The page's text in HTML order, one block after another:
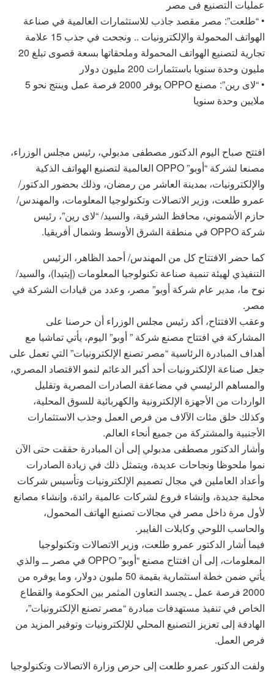
عمليات التصنيع فى مصر
• “طلعت”: مصر مقصد جاذب للاستثمارات العالمية في صناعة
الهواتف المحمولة والإلكترونيات .. ونجحت في جذب 15 علامة
تجارية لتصنيع الهواتف المحمولة وملحقاتها بسعة قصوى تبلغ 20
مليون وحدة سنويا باستثمارات 200 مليون دولار
• “لاى رين”: مصنع OPPO يوفر 2000 فرصة عمل وينتج نحو 5
ملايين وحدة سنويا
افتتح صباح اليوم الدكتور مصطفى مدبولي، رئيس مجلس الوزراء،
مصنعا لشركة “أوبو” OPPO العالمية لتصنيع الهواتف الذكية
والإلكترونيات، بمدينة العاشر من رمضان، وذلك بحضور الدكتور/
عمرو طلعت، وزير الاتصالات وتكنولوجيا المعلومات، والمهندس/
حازم الأشموني، محافظ الشرقية، والسيد/ “لاى رين”، رئيس
شركة OPPO في منطقة الشرق الأوسط وشمال أفريقيا.
كما حضر الافتتاح كل من المهندس/ أحمد الظاهر، الرئيس
التنفيذي لهيئة تنمية صناعة تكنولوجيا المعلومات (إيتيدا)، والسيد/
نوح ما، مدير عام شركة أوبو” مصر، وعدد من قيادات الشركة في
مصر.
وعقب الافتتاح، أكد رئيس مجلس الوزراء أن حرصنا على
المشاركة في افتتاح مصنع شركة ” أوبو” اليوم، يأتي تماشيا مع
أهداف المبادرة الرئاسية “مصر تصنع الإلكترونيات” التي تعمل على
جعل صناعة الإلكترونيات أحد أكبر الدعائم لنمو الاقتصاد المصري،
والمساهم الرئيسي في مضاعفة الصادرات المصرية وتقليل
الواردات من الأجهزة الإلكترونية والكهربائية للسوق المحلية،
وكذلك خلق مئات الآلاف من فرص العمل وجذب الاستثمارات
الأجنبية والمشتركة من جميع أنحاء العالم.
وأشار الدكتور مصطفى مدبولي إلى أن المبادرة حققت حتى الآن
نموا ملحوظا ونجاحات عديدة، ويتمثل ذلك في زيادة الصادرات
وأعداد العاملين في مجال تصميم الإلكترونيات وتأسيس شركات
محلية جديدة، وإنشاء فروع لشركات عالمية رائدة، وإنشاء مصانع
لأول مرة داخل مصر في مجالات تصنيع الهاتف المحمول،
والحاسب اللوحي وكابلات الفايبر.
فيما أشار الدكتور عمرو طلعت، وزير الاتصالات وتكنولوجيا
المعلومات، إلى أن افتتاح مصنع “أوبو” OPPO في مصر ــ والذي
يأتي ضمن خطة استثمارية بقيمة 50 مليون دولار، وما يوفره من
2000 فرصة عمل ـ يجسد التعاون المثمر بين الحكومة والقطاع
الخاص في تنفيذ مستهدفات مبادرة “مصر تصنع الإلكترونيات”،
الهادفة إلى تعزيز التصنيع المحلي للإلكترونيات وتوفير المزيد من
فرص العمل.
ولفت الدكتور عمرو طلعت إلى حرص وزارة الاتصالات وتكنولوجيا